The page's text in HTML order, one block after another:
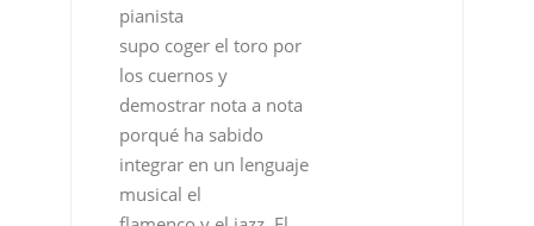
pianista
supo coger el toro por
los cuernos y
demostrar nota a nota
porqué ha sabido
integrar en un lenguaje
musical el